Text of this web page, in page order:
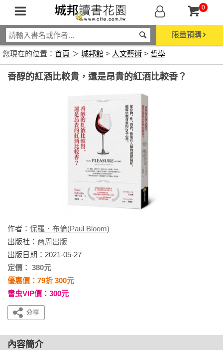
0
限量預購
您現在的位置： 首頁 ＞ 城邦館 > 人文藝術 > 哲學
香醇的紅酒比較貴，還是昂貴的紅酒比較香？
作者： 保羅．布倫(Paul Bloom)
出版社： 商周出版
出版日期：2021-05-27
定價： 380元
優惠價：79折 300元
書虫VIP價：300元
內容簡介